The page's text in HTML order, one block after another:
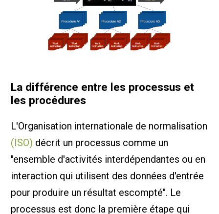
La différence entre les processus et
les procédures
L'Organisation internationale de normalisation
(ISO) décrit un processus comme un
"ensemble d'activités interdépendantes ou en
interaction qui utilisent des données d'entrée
pour produire un résultat escompté". Le
processus est donc la première étape qui